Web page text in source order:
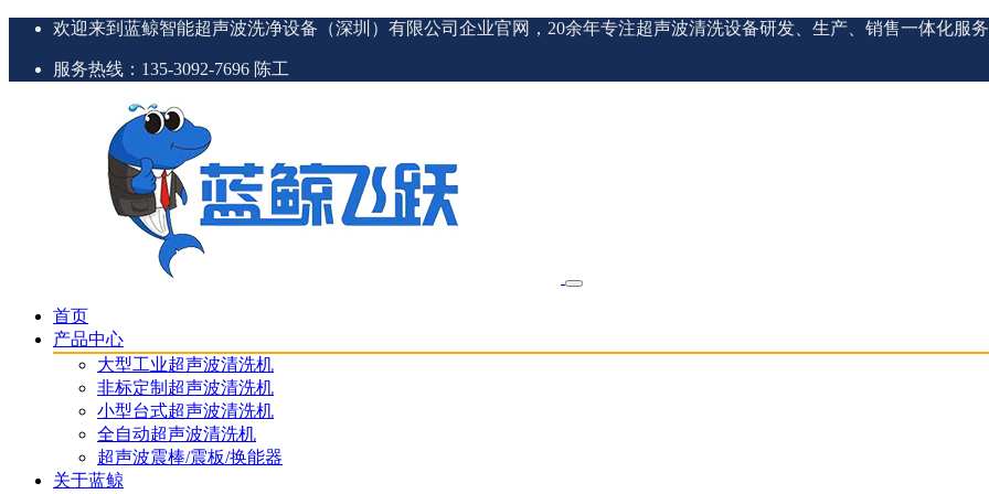
欢迎来到蓝鲸智能超声波洗净设备（深圳）有限公司企业官网，20余年专注超声波清洗设备研发、生产、销售一体化服
服务热线：135-3092-7696 陈工
首页
产品中心
大型工业超声波清洗机
非标定制超声波清洗机
小型台式超声波清洗机
全自动超声波清洗机
超声波震棒/震板/换能器
关于蓝鲸